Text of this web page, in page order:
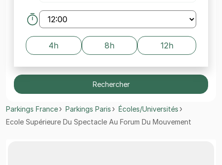
4h 8h 12h
Rechercher
Parkings France Parkings Paris
Écoles/Universités
Ecole Supérieure Du Spectacle Au Forum Du Mouvement